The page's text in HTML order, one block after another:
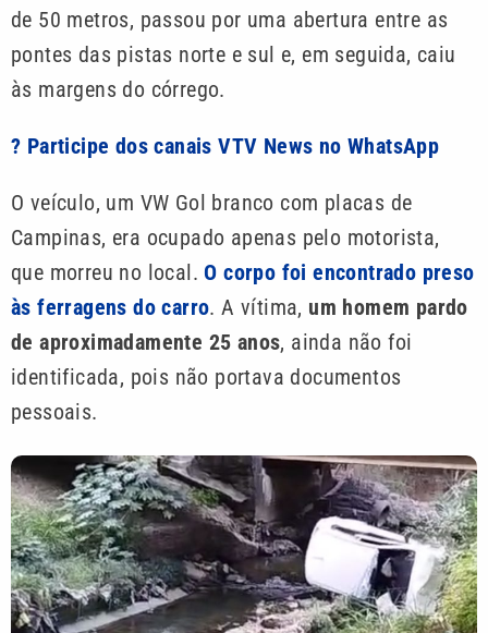
de 50 metros, passou por uma abertura entre as
pontes das pistas norte e sul e, em seguida, caiu
às margens do córrego.
? Participe dos canais VTV News no WhatsApp
O veículo, um VW Gol branco com placas de
Campinas, era ocupado apenas pelo motorista,
que morreu no local. O corpo foi encontrado preso
às ferragens do carro. A vítima, um homem pardo
de aproximadamente 25 anos, ainda não foi
identificada, pois não portava documentos
pessoais.